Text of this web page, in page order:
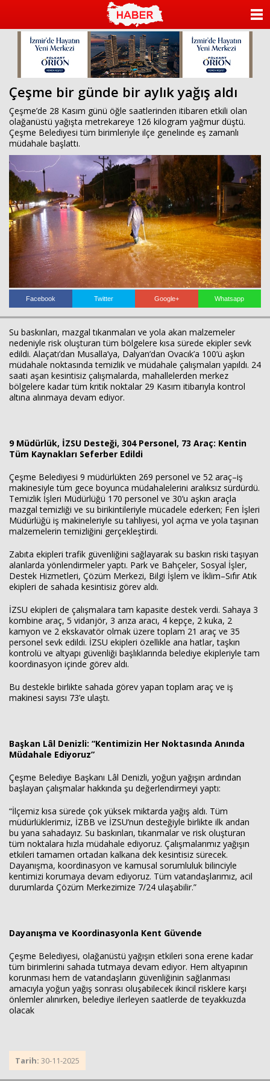
Çeşme bir günde bir aylık yağış aldı
Çeşme’de 28 Kasım günü öğle saatlerinden itibaren etkili olan
olağanüstü yağışta metrekareye 126 kilogram yağmur düştü.
Çeşme Belediyesi tüm birimleriyle ilçe genelinde eş zamanlı
müdahale başlattı.
Facebook Twitter Google+ Whatsapp
Su baskınları, mazgal tıkanmaları ve yola akan malzemeler
nedeniyle risk oluşturan tüm bölgelere kısa sürede ekipler sevk
edildi. Alaçatı’dan Musalla’ya, Dalyan’dan Ovacık’a 100’ü aşkın
müdahale noktasında temizlik ve müdahale çalışmaları yapıldı. 24
saati aşan kesintisiz çalışmalarda, mahallelerden merkez
bölgelere kadar tüm kritik noktalar 29 Kasım itibarıyla kontrol
altına alınmaya devam ediyor.
9 Müdürlük, İZSU Desteği, 304 Personel, 73 Araç: Kentin
Tüm Kaynakları Seferber Edildi
Çeşme Belediyesi 9 müdürlükten 269 personel ve 52 araç–iş
makinesiyle tüm gece boyunca müdahalelerini aralıksız sürdürdü.
Temizlik İşleri Müdürlüğü 170 personel ve 30’u aşkın araçla
mazgal temizliği ve su birikintileriyle mücadele ederken; Fen İşleri
Müdürlüğü iş makineleriyle su tahliyesi, yol açma ve yola taşınan
malzemelerin temizliğini gerçekleştirdi.
Zabıta ekipleri trafik güvenliğini sağlayarak su baskın riski taşıyan
alanlarda yönlendirmeler yaptı. Park ve Bahçeler, Sosyal İşler,
Destek Hizmetleri, Çözüm Merkezi, Bilgi İşlem ve İklim–Sıfır Atık
ekipleri de sahada kesintisiz görev aldı.
İZSU ekipleri de çalışmalara tam kapasite destek verdi. Sahaya 3
kombine araç, 5 vidanjör, 3 arıza aracı, 4 kepçe, 2 kuka, 2
kamyon ve 2 ekskavatör olmak üzere toplam 21 araç ve 35
personel sevk edildi. İZSU ekipleri özellikle ana hatlar, taşkın
kontrolü ve altyapı güvenliği başlıklarında belediye ekipleriyle tam
koordinasyon içinde görev aldı.
Bu destekle birlikte sahada görev yapan toplam araç ve iş
makinesi sayısı 73’e ulaştı.
Başkan Lâl Denizli: “Kentimizin Her Noktasında Anında
Müdahale Ediyoruz”
Çeşme Belediye Başkanı Lâl Denizli, yoğun yağışın ardından
başlayan çalışmalar hakkında şu değerlendirmeyi yaptı:
“İlçemiz kısa sürede çok yüksek miktarda yağış aldı. Tüm
müdürlüklerimiz, İZBB ve İZSU’nun desteğiyle birlikte ilk andan
bu yana sahadayız. Su baskınları, tıkanmalar ve risk oluşturan
tüm noktalara hızla müdahale ediyoruz. Çalışmalarımız yağışın
etkileri tamamen ortadan kalkana dek kesintisiz sürecek.
Dayanışma, koordinasyon ve kamusal sorumluluk bilinciyle
kentimizi korumaya devam ediyoruz. Tüm vatandaşlarımız, acil
durumlarda Çözüm Merkezimize 7/24 ulaşabilir.”
Dayanışma ve Koordinasyonla Kent Güvende
Çeşme Belediyesi, olağanüstü yağışın etkileri sona erene kadar
tüm birimlerini sahada tutmaya devam ediyor. Hem altyapının
korunması hem de vatandaşların güvenliğinin sağlanması
amacıyla yoğun yağış sonrası oluşabilecek ikincil risklere karşı
önlemler alınırken, belediye ilerleyen saatlerde de teyakkuzda
olacak
Tarih: 30-11-2025
KATEGORİLER
YAZARLAR
ANKETLER
FOTO GALERİ
VİDEO GALERİ
KÜNYE
İLETİŞİM